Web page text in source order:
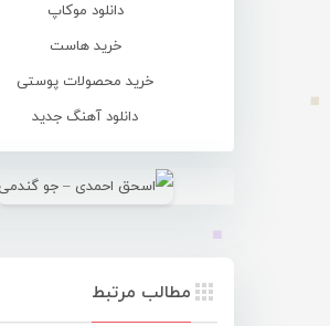
دانلود موکاپ
خرید هاست
خرید محصولات پوستی
دانلود آهنگ جدید
مطالب مرتبط